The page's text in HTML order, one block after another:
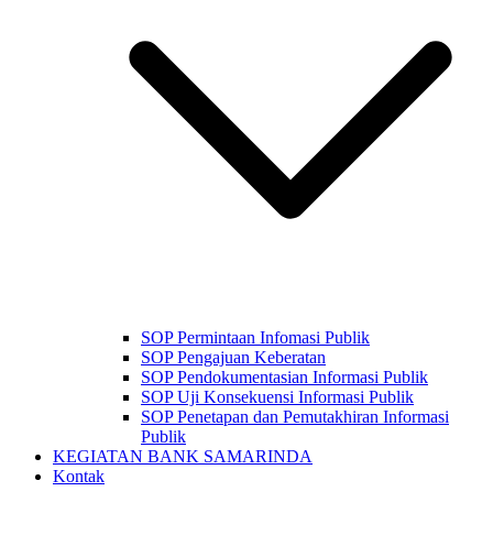
SOP Permintaan Infomasi Publik
SOP Pengajuan Keberatan
SOP Pendokumentasian Informasi Publik
SOP Uji Konsekuensi Informasi Publik
SOP Penetapan dan Pemutakhiran Informasi
Publik
KEGIATAN BANK SAMARINDA
Kontak